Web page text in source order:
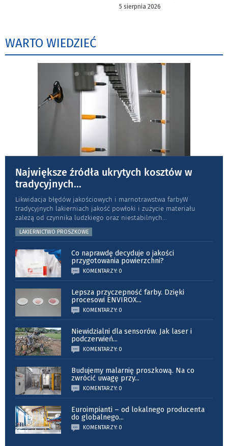
5 sierpnia 2026
WARTO WIEDZIEĆ
Największe źródła ukrytych kosztów w
tradycyjnych...
Likwidacja błędów jakościowych i marnotrawstwa farbyW
tradycyjnych lakierniach jakość powłoki i zużycie materiału
zależą od czynnika ludzkiego oraz niestabilnych
LAKIERNICTWO PROSZKOWE
Co naprawdę decyduje o jakości
przygotowania powierzchni?
KOMENTARZY: 0
Lepsza przyczepność farby. Dzięki
procesowi ENVIROX...
KOMENTARZY: 0
Niewidzialni dla sensorów. Jak laser i
podczerwień...
KOMENTARZY: 0
Budujemy malarnię proszkową. Na co
zwrócić uwagę przy...
KOMENTARZY: 0
Euroimpianti – od lokalnego producenta
do globalnego...
KOMENTARZY: 0